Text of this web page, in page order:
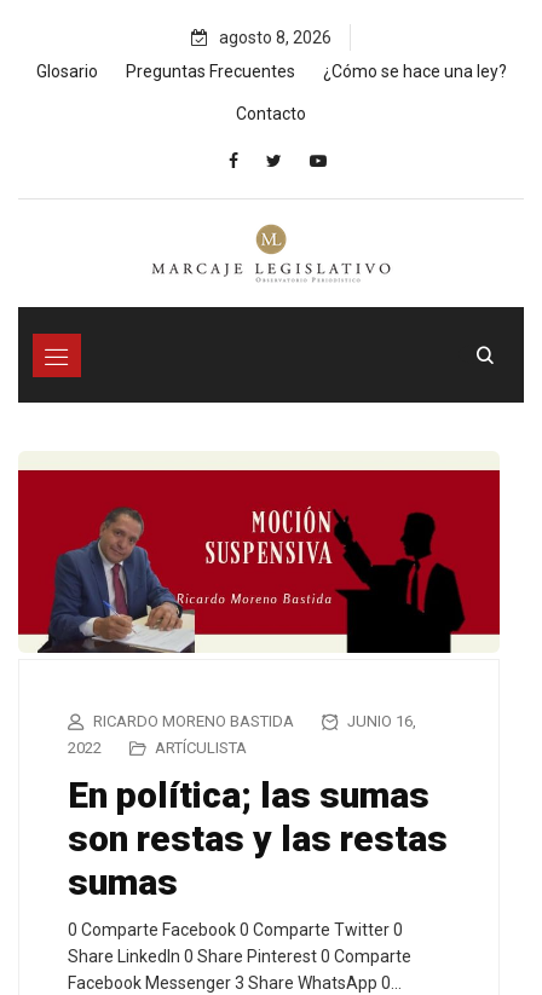
content
agosto 8, 2026
Glosario
Preguntas Frecuentes ¿Cómo se hace una ley?
Contacto
RICARDO MORENO BASTIDA
JUNIO 16,
2022
ARTÍCULISTA
En política; las sumas
son restas y las restas
sumas
0 Comparte Facebook 0 Comparte Twitter 0
Share LinkedIn 0 Share Pinterest 0 Comparte
Facebook Messenger 3 Share WhatsApp 0…